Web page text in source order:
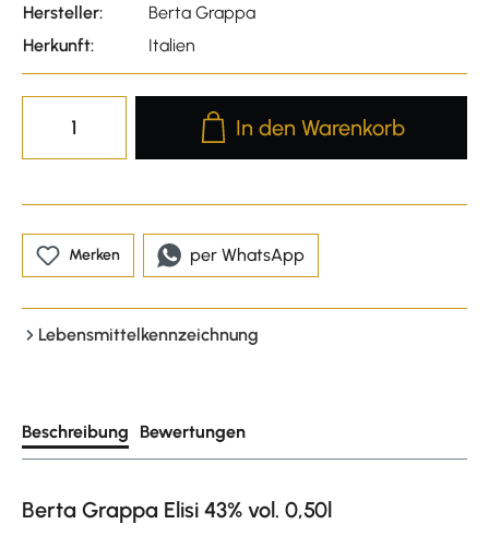
Hersteller:
Berta Grappa
Herkunft:
Italien
Produkt Anzahl: Gib den
In den Warenkorb
Merken per WhatsApp
Lebensmittelkennzeichnung
Beschreibung Bewertungen
Berta Grappa Elisi 43% vol. 0,50l